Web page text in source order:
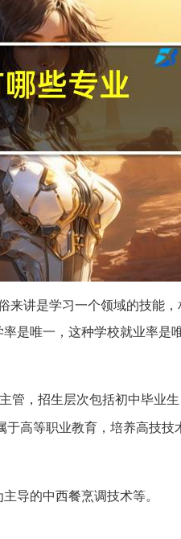
来讲是学习一个领域的技能
是唯一，这种学校就业率是
管，招生层次包括初中毕业
高等职业教育，培养高技技
导的中西餐烹调技术等。